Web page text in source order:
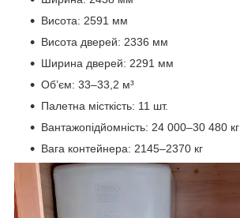
Висота: 2591 мм
Висота дверей: 2336 мм
Ширина дверей: 2291 мм
Об’єм: 33–33,2 м³
Палетна місткість: 11 шт.
Вантажопідйомність: 24 000–30 480 кг
Вага контейнера: 2145–2370 кг